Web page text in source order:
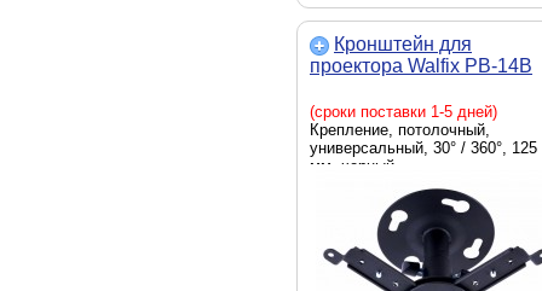
Кронштейн для
проектора Walfix PB-14B
(сроки поставки 1-5 дней)
Крепление, потолочный,
универсальный, 30° / 360°, 125
мм, черный